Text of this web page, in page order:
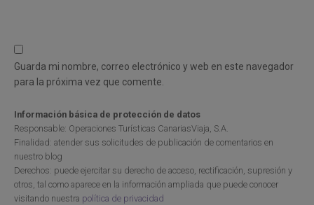
Guarda mi nombre, correo electrónico y web en este navegador
para la próxima vez que comente.
Información básica de protección de datos
Responsable: Operaciones Turísticas CanariasViaja, S.A.
Finalidad: atender sus solicitudes de publicación de comentarios en
nuestro blog
Derechos: puede ejercitar su derecho de acceso, rectificación, supresión y
otros, tal como aparece en la información ampliada que puede conocer
visitando nuestra política de privacidad